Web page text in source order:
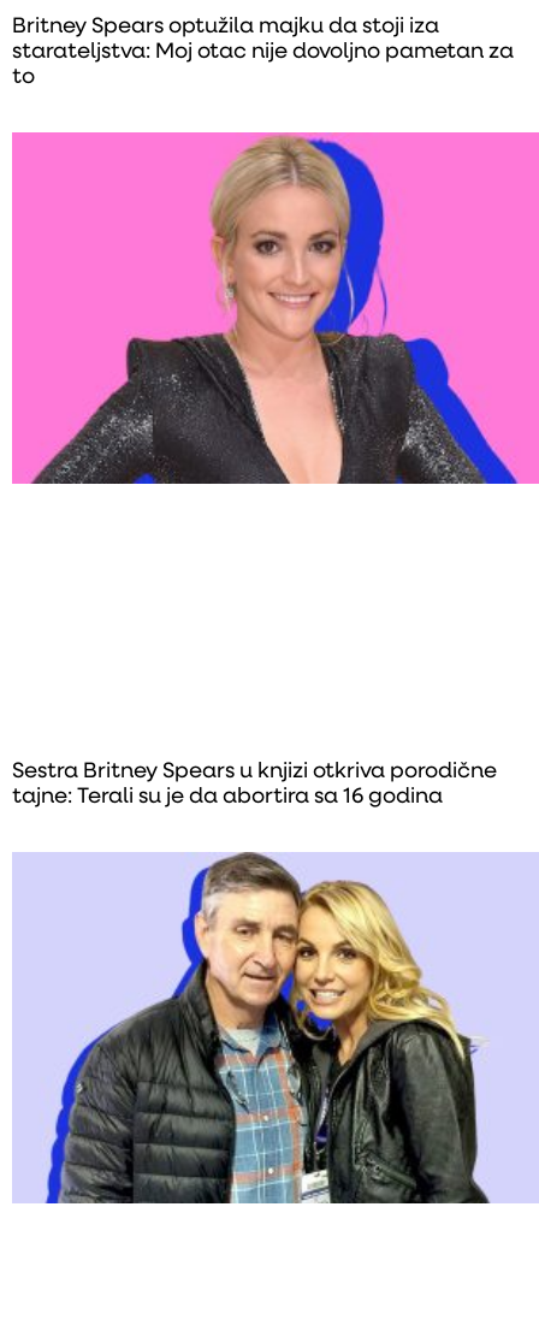
Britney Spears optužila majku da stoji iza
starateljstva: Moj otac nije dovoljno pametan za
to
Sestra Britney Spears u knjizi otkriva porodične
tajne: Terali su je da abortira sa 16 godina